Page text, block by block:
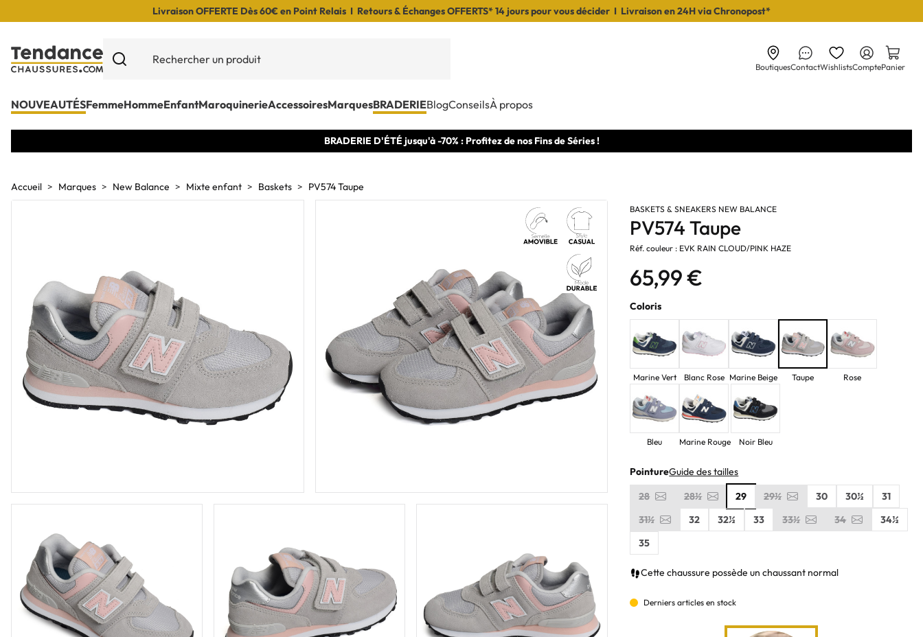
Livraison OFFERTE Dès 60€ en Point Relais I Retours & Échanges OFFERTS* 14 jours pour vous décider I Livraison en 24H via Chronopost*
BoutiquesContactWishlistsComptePanier
NOUVEAUTÉSFemmeHommeEnfantMaroquinerieAccessoiresMarquesBRADERIEBlogConseilsÀ propos
BRADERIE D'ÉTÉ jusqu'à -70% : Profitez de nos Fins de Séries !
Accueil Marques New Balance Mixte enfant Baskets PV574 Taupe
BASKETS & SNEAKERS NEW BALANCE
PV574 Taupe
Réf. couleur : EVK RAIN CLOUD/PINK HAZE
65,99 €
Coloris
Marine Vert Blanc Rose Marine Beige Taupe Rose
Bleu Marine Rouge Noir Bleu
PointureGuide des tailles
28
28½ 29 29½ 30 30½
31
31½
32 32½ 33 33½ 34
34½
35
Cette chaussure possède un chaussant normal
Derniers articles en stock